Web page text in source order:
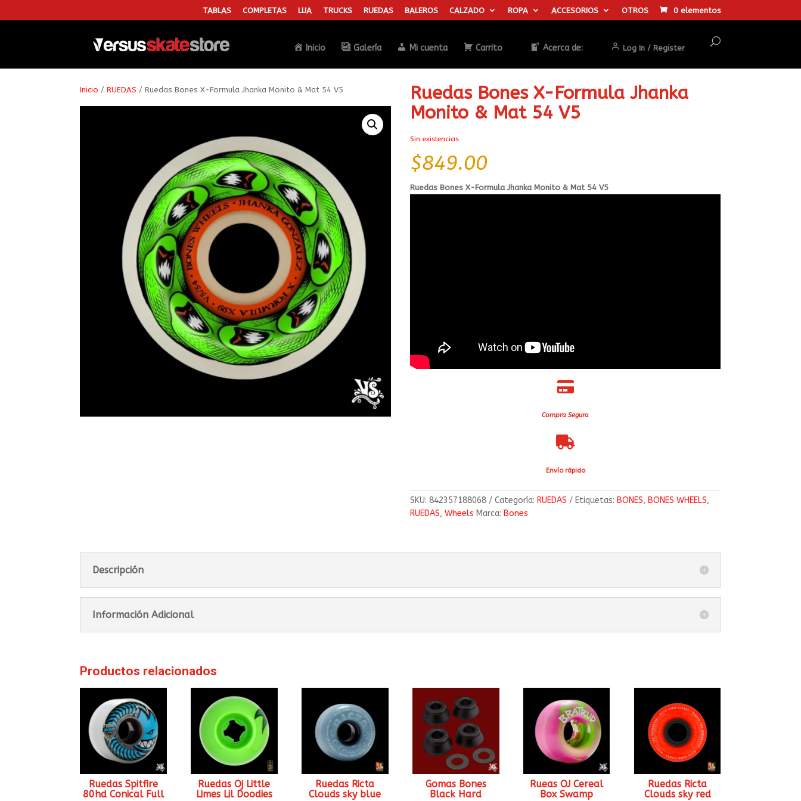
TABLAS COMPLETAS LIJA TRUCKS RUEDAS BALEROS CALZADO ROPA ACCESORIOS OTROS 0 elementos
Inicio Galería Mi cuenta Carrito Acerca de: Log In / Register
Búsqueda
Inicio /RUEDAS / Ruedas Bones X-Formula Jhanka Monito & Mat 54 V5
Ruedas Bones X-Formula Jhanka
Monito & Mat 54 V5
Sin existencias
$849.00
Ruedas Bones X-Formula Jhanka Monito & Mat 54 V5

Compra Segura

Envío rápido
SKU:842357188068 Categoría: RUEDAS Etiquetas: BONES, BONES WHEELS,
RUEDAS,Wheels Marca: Bones
Descripción
Información Adicional
Productos relacionados
Ruedas Spitfire
80hd Conical Full
Ruedas Oj Little
Limes Lil Doodies
Ruedas Ricta
Clouds sky blue
Gomas Bones
Black Hard
Rueas OJ Cereal
Box Swamp
Ruedas Ricta
Clouds sky red